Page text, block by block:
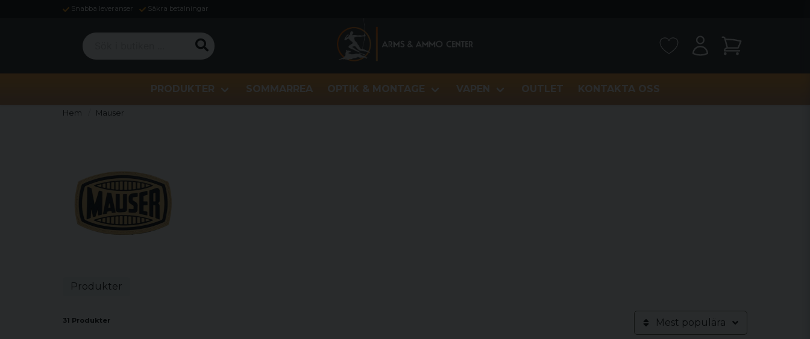
Snabba leveranser Säkra betalningar
Sök i butiken ...
PRODUKTER SOMMARREA OPTIK & MONTAGE VAPEN OUTLET KONTAKTA OSS
Hem Mauser
Produkter
31 Produkter Mest populära